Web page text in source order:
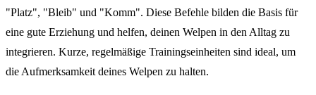
"Platz", "Bleib" und "Komm". Diese Befehle bilden die Basis für
eine gute Erziehung und helfen, deinen Welpen in den Alltag zu
integrieren. Kurze, regelmäßige Trainingseinheiten sind ideal, um
die Aufmerksamkeit deines Welpen zu halten.